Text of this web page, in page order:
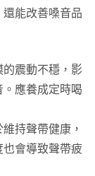
能改善嗓音品
的震動不穩，影
應養成定時喝
持聲帶健康，
會導致聲帶疲